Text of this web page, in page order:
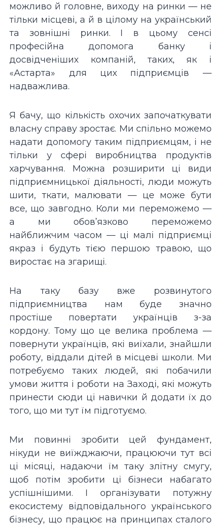
можливо й головне, виходу на ринки — не
тільки місцеві, а й в цілому на український
та зовнішні ринки. І в цьому сенсі
професійна допомога банку і
досвідченіших компаній, таких, як і
«Астарта» для цих підприємців —
надважлива.
Я бачу, що кількість охочих започаткувати
власну справу зростає. Ми спільно можемо
надати допомогу таким підприємцям, і не
тільки у сфері виробництва продуктів
харчування. Можна розширити ці види
підприємницької діяльності, люди можуть
шити, ткати, малювати — це може бути
все, що завгодно. Коли ми переможемо —
а ми обовʼязково переможемо
найближчим часом — ці малі підприємці
якраз і будуть тією першою травою, що
виростає на згарищі.
На таку базу вже розвинутого
підприємництва нам буде значно
простіше повертати українців з-за
кордону. Тому що це велика проблема —
повернути українців, які виїхали, знайшли
роботу, віддали дітей в місцеві школи. Ми
потребуємо таких людей, які побачили
умови життя і роботи на Заході, які можуть
принести сюди ці навички й додати їх до
того, що ми тут їм підготуємо.
Ми повинні зробити цей фундамент,
нікуди не виїжджаючи, працюючи тут всі
ці місяці, надаючи їм таку злітну смугу,
щоб потім зробити ці бізнеси набагато
успішнішими. І організувати потужну
екосистему відповідального українського
бізнесу, що працює на принципах сталого